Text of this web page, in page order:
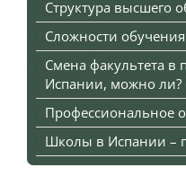
Структура высшего
Сложности
Смена факультета в
Испании, можно ли?
Профессиональное
Школы в Испании –